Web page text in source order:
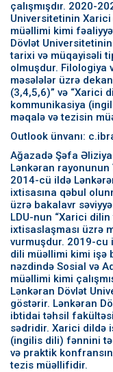
çalışmışdır. 2020-
Universitetinin
müəllimi kimi
Dövlət
tarixi və müqayisəli
olmuşdur. Filologiya
məsələlər üzrə
(3,4,5,6)” və “Xarici
kommunikasiya
məqalə və tezisin
Outlook ünvanı:
Ağazadə Şəfa
Lənkəran
2014-cü ildə
ixtisasına qəbul
üzrə bakalavr
LDU-nun “Xarici
ixtisaslaşması üzrə
vurmuşdur. 2019-cu
dili müəllimi kimi işə
nəzdində Sosial və
müəllimi kimi
Lənkəran Dövlət
göstərir. Lənkəran
ibtidai təhsil
sədridir. Xarici dildə
(ingilis dili) fənnini
və praktik
tezis müəllifidir.